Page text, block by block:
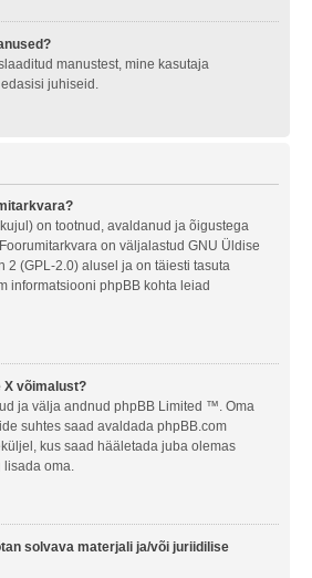
manustest, mine kasutaja
juhiseid.
on tootnud, avaldanud ja õigustega
on väljalastud GNU Üldise
2 (GPL-2.0) alusel ja on täiesti tasuta
informatsiooni phpBB kohta leiad
X võimalust?
ja välja andnud phpBB Limited ™. Oma
suhtes saad avaldada phpBB.com
kus saad hääletada juba olemas
lisada oma.
solvava materjali ja/või juriidilise